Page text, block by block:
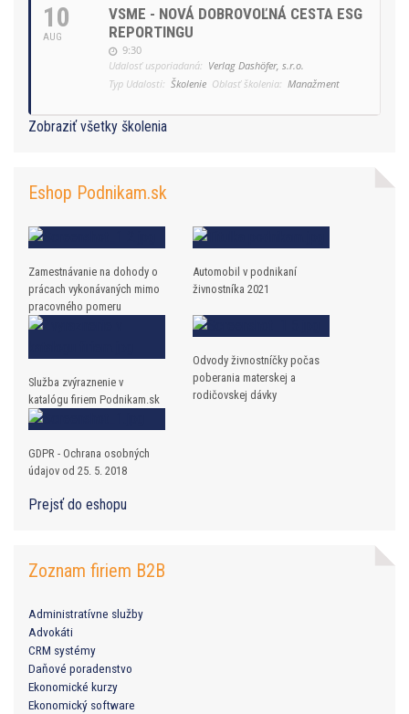
10
AUG
VSME - NOVÁ DOBROVOĽNÁ CESTA ESG
REPORTINGU
9:30
Udalosť usporiadaná: Verlag Dashöfer, s.r.o.
Typ Udalosti: Školenie Oblasť školenia: Manažment
Zobraziť všetky školenia
Eshop Podnikam.sk
Zamestnávanie na dohody o
prácach vykonávaných mimo
pracovného pomeru
Automobil v podnikaní
živnostníka 2021
Služba zvýraznenie v
katalógu firiem Podnikam.sk
Odvody živnostníčky počas
poberania materskej a
rodičovskej dávky
GDPR - Ochrana osobných
údajov od 25. 5. 2018
Prejsť do eshopu
Zoznam firiem B2B
Administratívne služby
Advokáti
CRM systémy
Daňové poradenstvo
Ekonomické kurzy
Ekonomický software